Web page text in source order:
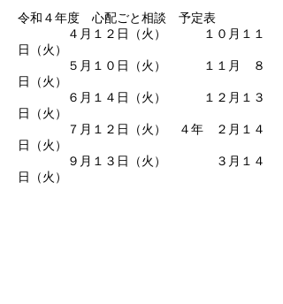
令和４年度 心配ごと相談 予定表
４月１２日（火） １０月１１
日（火）
５月１０日（火） １１月 ８
日（火）
６月１４日（火） １２月１３
日（火）
７月１２日（火） ４年 ２月１４
日（火）
９月１３日（火） ３月１４
日（火）